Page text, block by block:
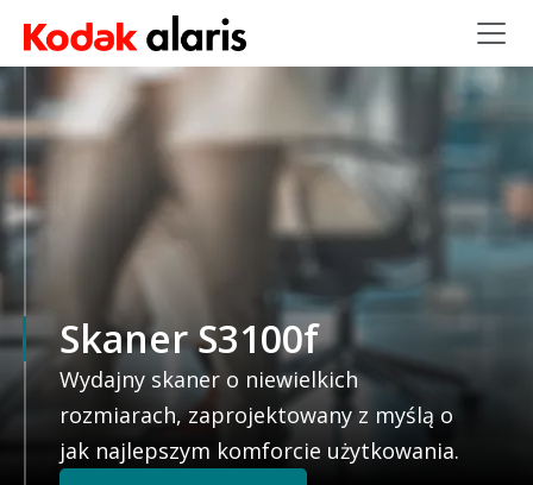
Skaner S3100f
Wydajny skaner o niewielkich
rozmiarach, zaprojektowany z myślą o
jak najlepszym komforcie użytkowania.